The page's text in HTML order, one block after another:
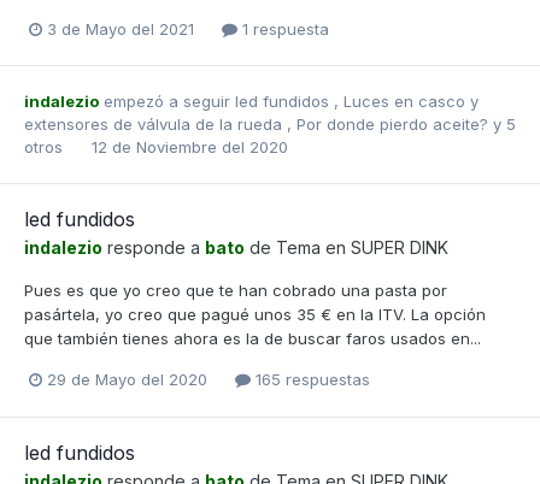
3 de Mayo del 2021 1 respuesta
indalezio empezó a seguir led fundidos , Luces en casco y
extensores de válvula de la rueda , Por donde pierdo aceite? y 5
otros
12 de Noviembre del 2020
led fundidos
indalezio responde a bato de Tema en SUPER DINK
Pues es que yo creo que te han cobrado una pasta por
pasártela, yo creo que pagué unos 35 € en la ITV. La opción
que también tienes ahora es la de buscar faros usados en...
29 de Mayo del 2020 165 respuestas
led fundidos